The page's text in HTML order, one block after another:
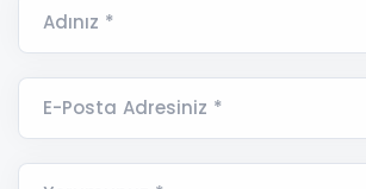
Adınız *
E-Posta Adresiniz *